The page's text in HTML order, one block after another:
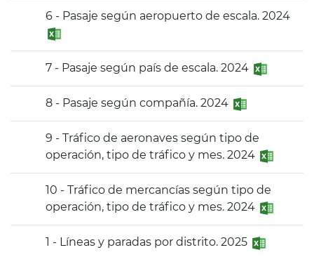
6 - Pasaje según aeropuerto de escala. 2024
7 - Pasaje según país de escala. 2024
8 - Pasaje según compañía. 2024
9 - Tráfico de aeronaves según tipo de
operación, tipo de tráfico y mes. 2024
10 - Tráfico de mercancías según tipo de
operación, tipo de tráfico y mes. 2024
1 - Líneas y paradas por distrito. 2025